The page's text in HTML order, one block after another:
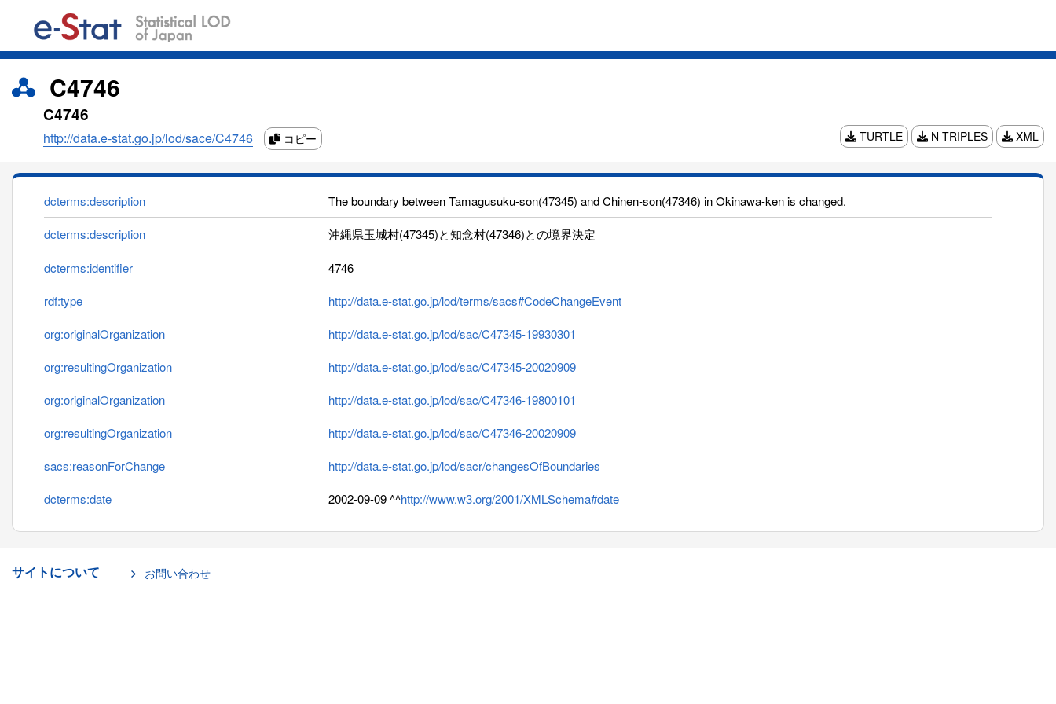
C4746
C4746
http://data.e-stat.go.jp/lod/sace/C4746 コピー TURTLE N-TRIPLES XML
dcterms:description
The boundary between Tamagusuku-son(47345) and Chinen-son(47346) in Okinawa-ken is changed.
dcterms:description
沖縄県玉城村(47345)と知念村(47346)との境界決定
dcterms:identifier
4746
rdf:type
http://data.e-stat.go.jp/lod/terms/sacs#CodeChangeEvent
org:originalOrganization
http://data.e-stat.go.jp/lod/sac/C47345-19930301
org:resultingOrganization
http://data.e-stat.go.jp/lod/sac/C47345-20020909
org:originalOrganization
http://data.e-stat.go.jp/lod/sac/C47346-19800101
org:resultingOrganization
http://data.e-stat.go.jp/lod/sac/C47346-20020909
sacs:reasonForChange
http://data.e-stat.go.jp/lod/sacr/changesOfBoundaries
dcterms:date
2002-09-09 ^^http://www.w3.org/2001/XMLSchema#date
サイトについて お問い合わせ